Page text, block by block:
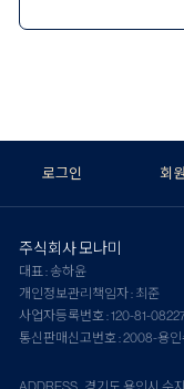
로그인 회
주식회사 모나미
대표 : 송하윤
개인정보관리책임자 : 최준
사업자등록번호 : 120-81-
통신판매신고번호 : 2008-용인